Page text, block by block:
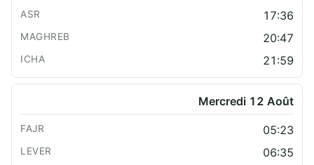
17:36
20:47
21:59
Mercredi 12 Août
05:23
06:35